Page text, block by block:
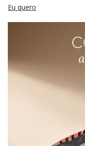
Eu quero